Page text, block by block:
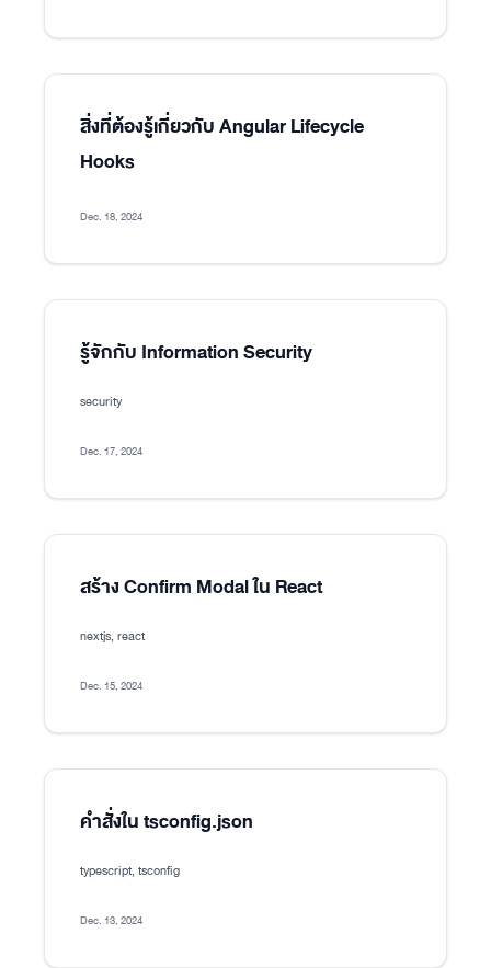
สิ่งที่ต้องรู้เกี่ยวกับ Angular Lifecycle
Hooks
Dec. 18, 2024
รู้จักกับ Information Security
security
Dec. 17, 2024
สร้าง Confirm Modal ใน React
nextjs, react
Dec. 15, 2024
คำสั่งใน tsconfig.json
typescript, tsconfig
Dec. 13, 2024